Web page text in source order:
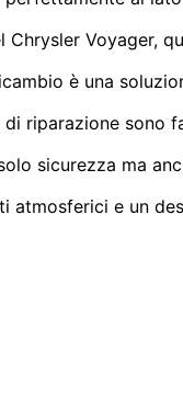
Chrysler Voyager,
è una
riparazione sono
sicurezza ma
e un